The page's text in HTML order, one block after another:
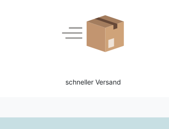
schneller Versand